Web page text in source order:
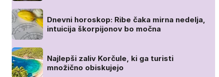
Dnevni horoskop: Ribe čaka mirna nedelja,
intuicija škorpijonov bo močna
Najlepši zaliv Korčule, ki ga turisti
množično obiskujejo